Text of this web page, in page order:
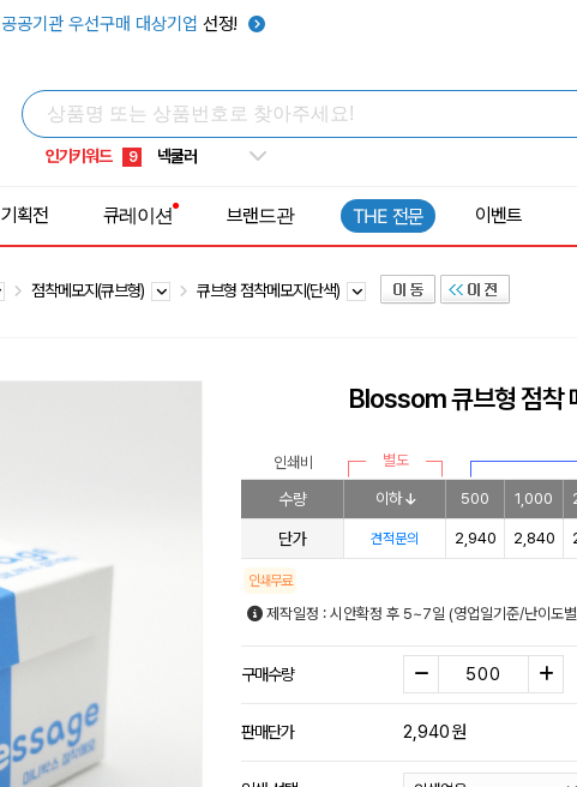
공공기관 우선구매 대상기업 선정!
인기키워드
5 키캡
8 쿨토시
9 넥쿨러
1 선풍기
기획전 큐레이션 브랜드관 THE 전문 이벤트
점착메모지(큐브형) 큐브형 점착메모지(단색)
Blossom 큐브형 점착
인쇄비 별도
수량 이하 500 1,000
단가 견적문의 2,940 2,840
인쇄무료
제작일정 : 시안확정 후 5~7일 (영업일기준/난이도
구매수량
판매단가 2,940원